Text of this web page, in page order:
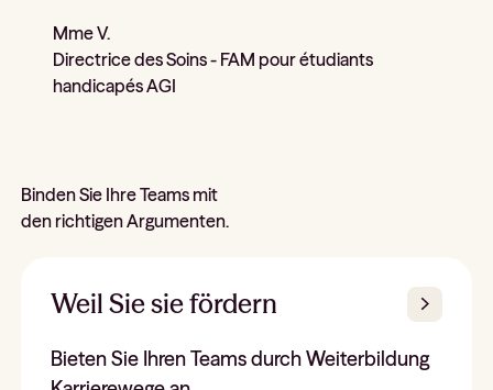
Mme V.
Directrice des Soins - FAM pour étudiants
handicapés AGI
Binden Sie Ihre Teams mit
den richtigen Argumenten.
Weil Sie sie fördern
Bieten Sie Ihren Teams durch Weiterbildung